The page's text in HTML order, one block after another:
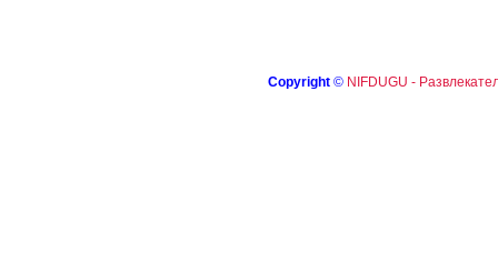
Copyright © NIFDUGU -